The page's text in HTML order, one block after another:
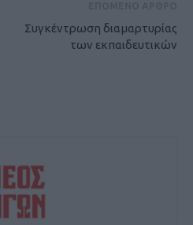
Συγκέντρωση διαμαρτυρίας
των εκπαιδευτικών